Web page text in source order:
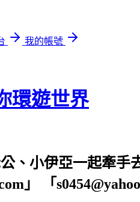
我的帳號
環遊世界
、小伊亞一起牽手
」 「